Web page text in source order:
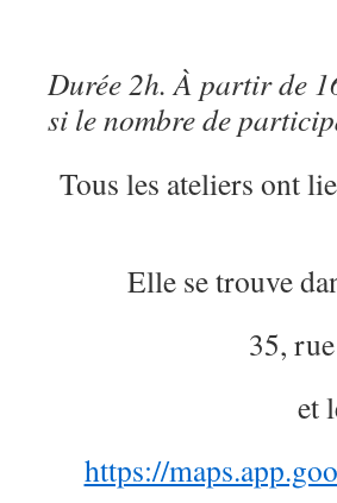
Durée 2h. À partir de
si le nombre de
Tous les ateliers ont
Elle se trouve
35,
et
https://